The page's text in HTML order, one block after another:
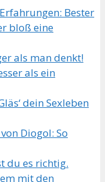
Bester
bloß eine
als man denkt!
als ein
dein Sexleben
Diogol: So
du es richtig.
mit den